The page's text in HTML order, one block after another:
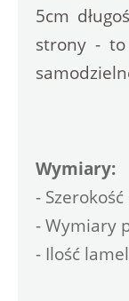
5cm
strony -
Wymiary:
-
- Wymiary
- Ilość